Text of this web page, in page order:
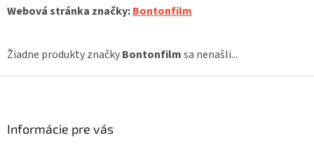
Webová stránka značky:Bontonfilm
Žiadne produkty značkyBontonfilmsa nenašli...
Informácie pre vás